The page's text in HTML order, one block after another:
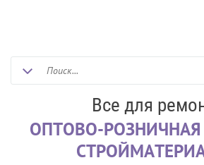
Все для
ОПТОВО-